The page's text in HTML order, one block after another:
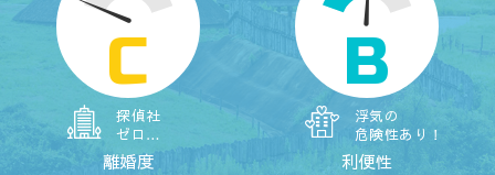
i
o
C
探偵社
ゼロ…
B
浮気の
危険性あり！
離婚度 利便性